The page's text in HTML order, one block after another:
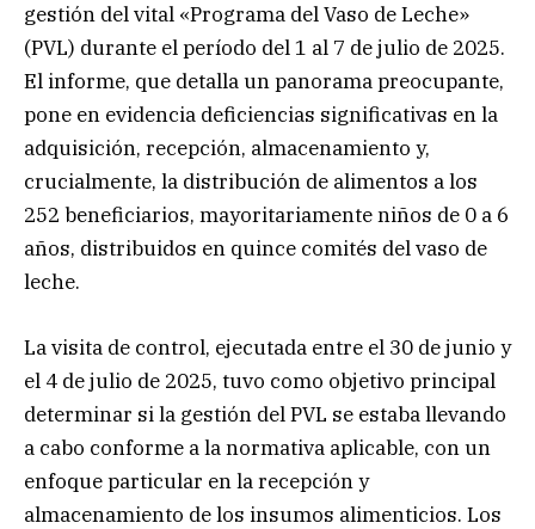
gestión del vital «Programa del Vaso de Leche»
(PVL) durante el período del 1 al 7 de julio de 2025.
El informe, que detalla un panorama preocupante,
pone en evidencia deficiencias significativas en la
adquisición, recepción, almacenamiento y,
crucialmente, la distribución de alimentos a los
252 beneficiarios, mayoritariamente niños de 0 a 6
años, distribuidos en quince comités del vaso de
leche.
La visita de control, ejecutada entre el 30 de junio y
el 4 de julio de 2025, tuvo como objetivo principal
determinar si la gestión del PVL se estaba llevando
a cabo conforme a la normativa aplicable, con un
enfoque particular en la recepción y
almacenamiento de los insumos alimenticios. Los